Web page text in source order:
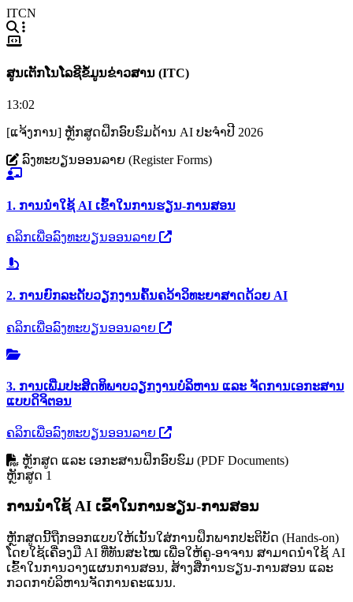
ITCN
ສູນເຕັກໂນໂລຊີຂໍ້ມູນຂ່າວສານ (ITC)
13:02
[ແຈ້ງການ] ຫຼັກສູດຝຶກອົບຮົມດ້ານ AI ປະຈຳປີ 2026
ລົງທະບຽນອອນລາຍ (Register Forms)
1. ການນຳໃຊ້ AI ເຂົ້າໃນການຮຽນ-ການສອນ
ຄລິກເພື່ອລົງທະບຽນອອນລາຍ
2. ການຍົກລະດັບວຽກງານຄົ້ນຄວ້າວິທະຍາສາດດ້ວຍ AI
ຄລິກເພື່ອລົງທະບຽນອອນລາຍ
3. ການເພີ່ມປະສິດທິພາບວຽກງານບໍລິຫານ ແລະ ຈັດການເອກະສານ
ແບບດິຈິຕອນ
ຄລິກເພື່ອລົງທະບຽນອອນລາຍ
ຫຼັກສູດ ແລະ ເອກະສານຝຶກອົບຮົມ (PDF Documents)
ຫຼັກສູດ 1
ການນໍາໃຊ້ AI ເຂົ້າໃນການຮຽນ-ການສອນ
ຫຼັກສູດນີ້ຖືກອອກແບບໃຫ້ເນັ້ນໃສ່ການຝຶກພາກປະຕິບັດ (Hands-on)
ໂດຍໃຊ້ເຄື່ອງມື AI ທີ່ທັນສະໄໝ ເພື່ອໃຫ້ຄູ-ອາຈານ ສາມາດນໍາໃຊ້ AI
ເຂົ້າໃນການວາງແຜນການສອນ, ສ້າງສື່ການຮຽນ-ການສອນ ແລະ
ກວດກາບໍລິຫານຈັດການຄະແນນ.